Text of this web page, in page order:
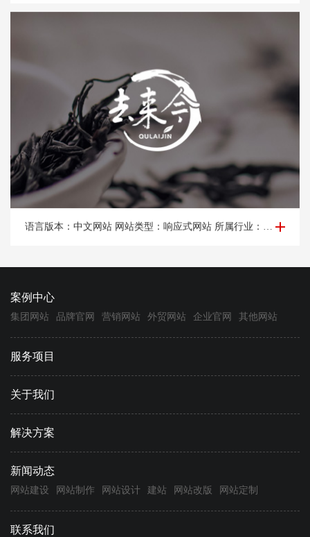
品牌网站建设-去*今（北京）茶叶有限公司
案例中心
集团网站 品牌官网 营销网站 外贸网站 企业官网 其他网站
服务项目
关于我们
解决方案
新闻动态
网站建设 网站制作 网站设计 建站 网站改版 网站定制
联系我们